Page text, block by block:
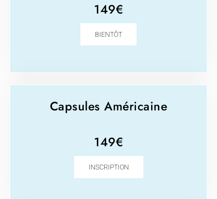
149€
BIENTÔT
Capsules Américaine
149€
INSCRIPTION